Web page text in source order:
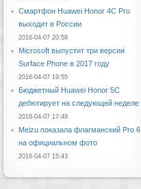
Смартфон Huawei Honor 4C Pro
выходит в России
2016-04-07 20:58
Microsoft выпустит три версии
Surface Phone в 2017 году
2016-04-07 19:55
Бюджетный Huawei Honor 5C
дебютирует на следующей неделе
2016-04-07 17:48
Meizu показала флагманский Pro 6
на официальном фото
2016-04-07 15:43